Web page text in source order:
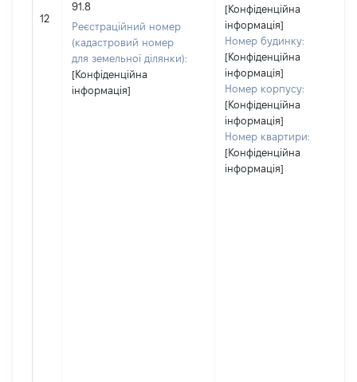
12
91.8
Реєстраційний номер
(кадастровий номер
для земельної ділянки):
[Конфіденційна
інформація]
[Конфіденційна
інформація]
Номер будинку:
[Конфіденційна
інформація]
Номер корпусу:
[Конфіденційна
інформація]
Номер квартири:
[Конфіденційна
інформація]